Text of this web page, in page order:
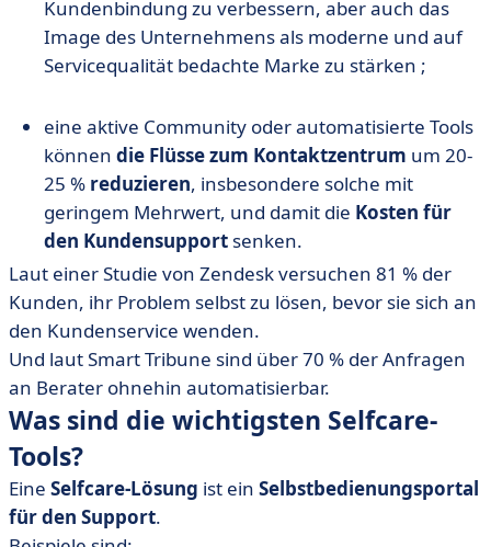
Kundenbindung zu verbessern, aber auch das
Image des Unternehmens als moderne und auf
Servicequalität bedachte Marke zu stärken ;
eine aktive Community oder automatisierte Tools
können die Flüsse zum Kontaktzentrum um 20-
25 % reduzieren, insbesondere solche mit
geringem Mehrwert, und damit die Kosten für
den Kundensupport senken.
Laut einer Studie von Zendesk versuchen 81 % der
Kunden, ihr Problem selbst zu lösen, bevor sie sich an
den Kundenservice wenden.
Und laut Smart Tribune sind über 70 % der Anfragen
an Berater ohnehin automatisierbar.
Was sind die wichtigsten Selfcare-
Tools?
Eine Selfcare-Lösung ist ein Selbstbedienungsportal
für den Support.